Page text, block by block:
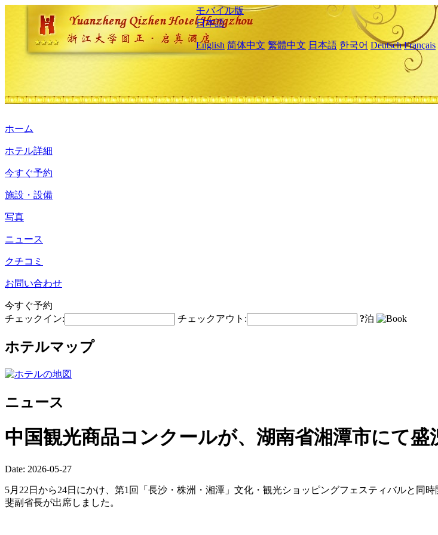
モバイル版
日本語
English 简体中文 繁體中文 日本語 한국어 Deutsch Français
ホーム
ホテル詳細
今すぐ予約
施設・設備
写真
ニュース
クチコミ
お問い合わせ
今すぐ予約
チェックイン:
チェックアウト: ?泊
ホテルマップ
ニュース
中国観光商品コンクールが、湖南省湘潭市にて盛
Date: 2026-05-27
5月22日から24日にかけ、第1回「長沙・株洲・湘潭」文化・観光ショッピングフェスティバルと同
斐副省長が出席しました。